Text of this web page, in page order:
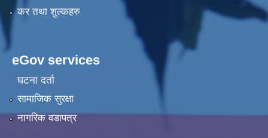
कर तथा शुल्कहरु
eGov services
घटना दर्ता
सामाजिक सुरक्षा
नागरिक वडापत्र